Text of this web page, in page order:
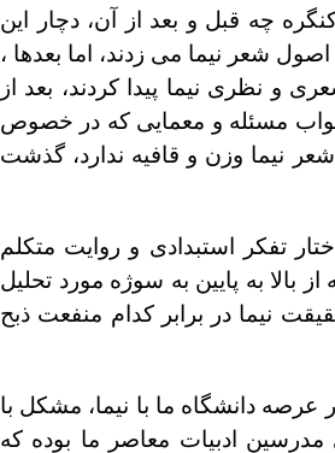
چه قبل و بعد از آن، دچار این
شعر نیما می زدند، اما بعدها ،
نظری نیما پیدا کردند، بعد از
جواب مسئله و معمایی که در خصوص
شعر نیما وزن و قافیه ندارد، گذشت
تفکر استبدادی و روایت متکلم
به پایین به سوژه مورد تحلیل
نیما در برابر کدام منفعت ذبح
دانشگاه ما با نیما، مشکل با
ادبیات معاصر ما بوده که